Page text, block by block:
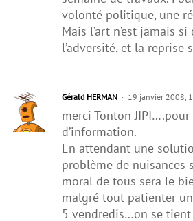
volonté politique, une
Mais l’art n’est jamais
l’adversité, et la reprise
Gérald HERMAN 19 janvier 2008,
merci Tonton
d’information.
En attendant une
problème de nuisances
moral de tous sera le
malgré tout patienter
5 vendredis…on se